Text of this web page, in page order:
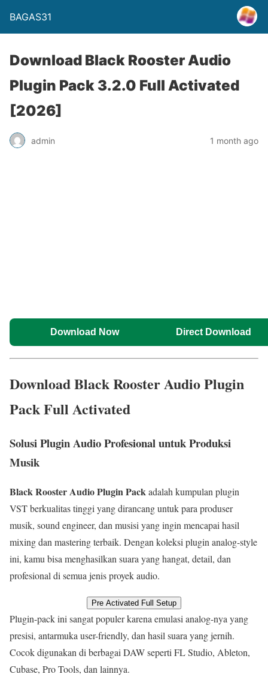
BAGAS31
Download Black Rooster Audio
Plugin Pack 3.2.0 Full Activated
[2026]
admin 1 month ago
Download Now Direct Download
Download Black Rooster Audio Plugin
Pack Full Activated
Solusi Plugin Audio Profesional untuk Produksi
Musik
Black Rooster Audio Plugin Packadalah kumpulan plugin
VST berkualitas tinggi yang dirancang untuk para produser
musik, sound engineer, dan musisi yang ingin mencapai hasil
mixing dan mastering terbaik. Dengan koleksi plugin analog-style
ini, kamu bisa menghasilkan suara yang hangat, detail, dan
profesional di semua jenis proyek audio.
Pre Activated Full Setup
Plugin-pack ini sangat populer karena emulasi analog-nya yang
presisi, antarmuka user-friendly, dan hasil suara yang jernih.
Cocok digunakan di berbagai DAW seperti FL Studio, Ableton,
Cubase, Pro Tools, dan lainnya.